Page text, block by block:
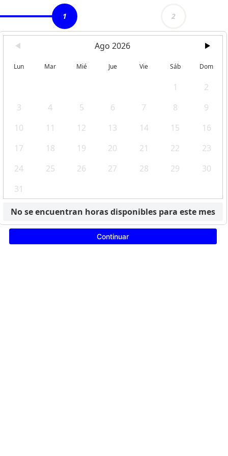
1 2
Ago 2026
Lun Mar Mié Jue Vie Sáb Dom
1
2
3
4 5 6 7 8
9
10
11 12 13 14 15
16
17
18 19 20 21 22
23
24
25 26 27 28 29
30
31
No se encuentran horas disponibles para este mes
Continuar